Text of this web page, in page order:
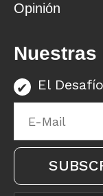
Opinión
El